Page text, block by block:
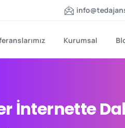
Kurumsal
İnternette